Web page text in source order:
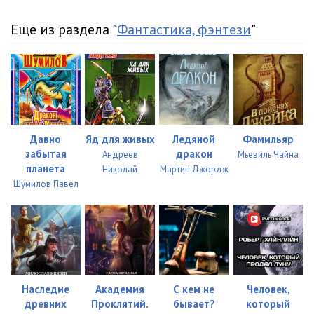
Еще из раздела "Фантастика, фэнтези"
Давно
забытая
планета
Шумилов Павел
Яд для живых
Андреев
Николай
Ледяной
дракон
Мартин Джордж
Фамильяр
Мьевиль Чайна
Наследие
древних
Академия
Проклятий.
С кем не
бывает?
Человек,
который